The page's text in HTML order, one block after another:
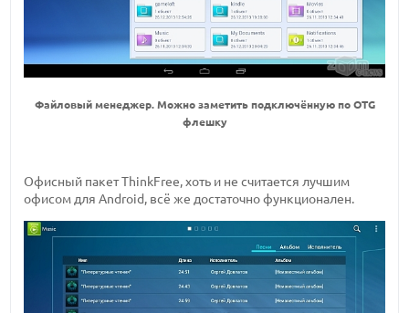
Файловый менеджер. Можно заметить подключённую по OTG
флешку
Офисный пакет ThinkFree, хоть и не считается лучшим
офисом для Android, всё же достаточно функционален.